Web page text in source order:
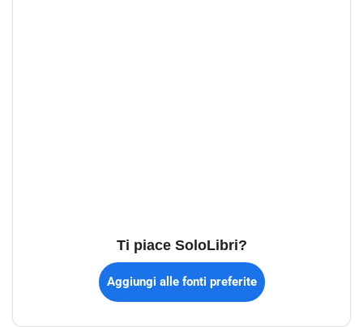
Ti piace SoloLibri?
Aggiungi alle fonti preferite